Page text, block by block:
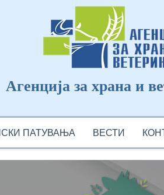
Агенција за храна и
ПАТУВАЊА ВЕСТИ